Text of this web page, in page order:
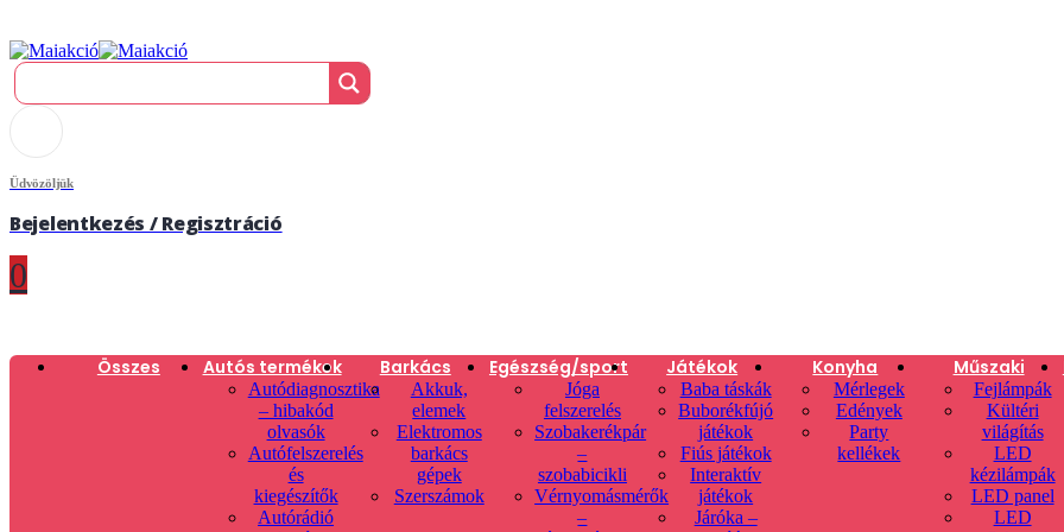
Üdvözöljük
Bejelentkezés / Regisztráció
0
Összes Autós termékek
Autódiagnosztika
– hibakód
olvasók
Autófelszerelés
és
kiegészítők
Autórádió
Barkács
Akkuk,
elemek
Elektromos
barkács
gépek
Szerszámok
Egészség/sport
Jóga
felszerelés
Szobakerékpár
–
szobabicikli
Vérnyomásmérők
–
Játékok
Baba táskák
Buborékfújó
játékok
Fiús játékok
Interaktív
játékok
Járóka –
Konyha
Mérlegek
Edények
Party
kellékek
Műszaki
Fejlámpák
Kültéri
világítás
LED
kézilámpák
LED panel
LED